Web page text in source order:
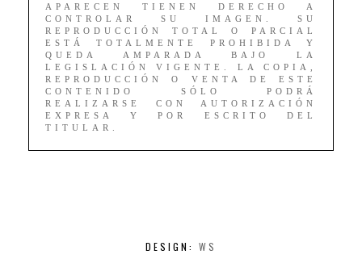
APARECEN TIENEN DERECHO A
CONTROLAR SU IMAGEN. SU
REPRODUCCIÓN TOTAL O PARCIAL
ESTÁ TOTALMENTE PROHIBIDA Y
QUEDA AMPARADA BAJO LA
LEGISLACIÓN VIGENTE. LA COPIA,
REPRODUCCIÓN O VENTA DE ESTE
CONTENIDO SÓLO PODRÁ
REALIZARSE CON AUTORIZACIÓN
EXPRESA Y POR ESCRITO DEL
TITULAR.
DESIGN: WS